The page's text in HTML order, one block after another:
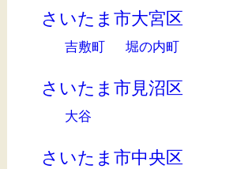
さいたま市大宮区
吉敷町 堀の内町
さいたま市見沼区
大谷
さいたま市中央区